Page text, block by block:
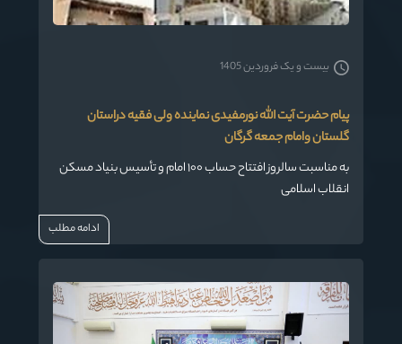
پیام حضرت آیت الله نورمفیدی نماینده ولی فقیه دراستان
گلستان وامام جمعه گرگان
به مناسبت سالروز افتتاح حساب ۱۰۰ امام و تأسیس بنیاد مسکن
انقلاب اسلامی
بیست و یک فروردین 1405
ادامه مطلب